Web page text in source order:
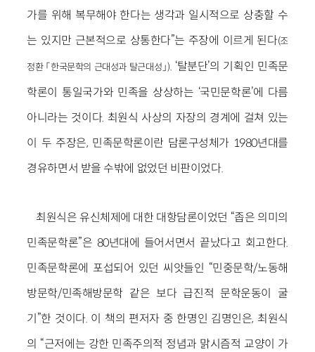
가를 위해 복무해야 한다는 생각과 일시적으로 상충할 수
는 있지만 근본적으로 상통한다”는 주장에 이르게 된다(조
정환 「한국문학의 근대성과 탈근대성」). ‘탈분단’의 기획인 민족문
학론이 통일국가와 민족을 상상하는 ‘국민문학론’에 다름
아니라는 것이다. 최원식 사상의 자장의 경계에 걸쳐 있는
이 두 주장은, 민족문학론이란 담론구성체가 1980년대를
경유하면서 받을 수밖에 없었던 비판이었다.
최원식은 유신체제에 대한 대항담론이었던 “좁은 의미의
민족문학론”은 80년대에 들어서면서 끝났다고 회고한다.
민족문학론에 포섭되어 있던 씨앗들인 “민중문학/노동해
방문학/민족해방문학 같은 보다 급진적 문학운동이 굴
기”한 것이다. 이 책의 편저자 중 한명인 김명인은, 최원식
의 “근저에는 강한 민족주의적 정념과 맑시즘적 교양이 가